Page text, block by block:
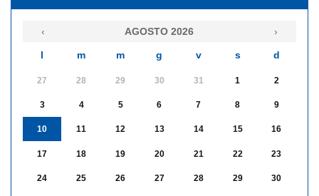
‹ AGOSTO 2026 ›
l m m g v s d
27 28 29 30 31 1 2
3 4 5 6 7 8 9
10 11 12 13 14 15 16
17 18 19 20 21 22 23
24 25 26 27 28 29 30